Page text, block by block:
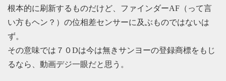
根本的に刷新するものだけど、ファインダーAF（って言
い方もヘン？）の位相差センサーに及ぶものではないは
ず。
その意味では７０Dは今は無きサンヨーの登録商標をもじ
るなら、動画デジ一眼だと思う。